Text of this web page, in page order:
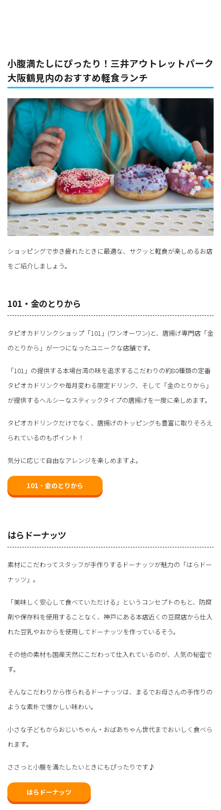
小腹満たしにぴったり！三井アウトレットパーク
大阪鶴見内のおすすめ軽食ランチ
ショッピングで歩き疲れたときに最適な、サクッと軽食が楽しめるお店
をご紹介しましょう。
101・金のとりから
タピオカドリンクショップ「101」(ワンオーワン)と、唐揚げ専門店「金
のとりから」が一つになったユニークな店舗です。
「101」の提供する本場台湾の味を追求するこだわりの約80種類の定番
タピオカドリンクや毎月変わる限定ドリンク、そして「金のとりから」
が提供するヘルシーなスティックタイプの唐揚げを一度に楽しめます。
タピオカドリンクだけでなく、唐揚げのトッピングも豊富に取りそろえ
られているのもポイント！
気分に応じて自由なアレンジを楽しめますよ。
101・金のとりから
はらドーナッツ
素材にこだわってスタッフが手作りするドーナッツが魅力の「はらドー
ナッツ」。
「美味しく安心して食べていただける」というコンセプトのもと、防腐
剤や保存料を使用することなく、神戸にある本店近くの豆腐店から仕入
れた豆乳やおからを使用してドーナッツを作っているそう。
その他の素材も国産天然にこだわって仕入れているのが、人気の秘密で
す。
そんなこだわりから作られるドーナッツは、まるでお母さんの手作りの
ような素朴で懐かしい味わい。
小さな子どもからおじいちゃん・おばあちゃん世代までおいしく食べら
れます。
ささっと小腹を満たしたいときにもぴったりです♪
はらドーナッツ